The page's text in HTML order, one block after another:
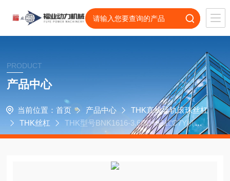
PRODUCT
产品中心
当前位置： 首页 产品中心
THK直线导轨滚珠丝杠
THK丝杠
THK型号BNK1616-3.6G2+621LC7Y机床
自动化丝杠轴承